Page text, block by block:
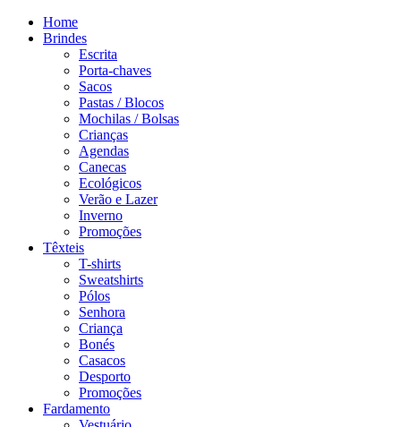
Home
Brindes
Escrita
Porta-chaves
Sacos
Pastas / Blocos
Mochilas / Bolsas
Crianças
Agendas
Canecas
Ecológicos
Verão e Lazer
Inverno
Promoções
Têxteis
T-shirts
Sweatshirts
Pólos
Senhora
Criança
Bonés
Casacos
Desporto
Promoções
Fardamento